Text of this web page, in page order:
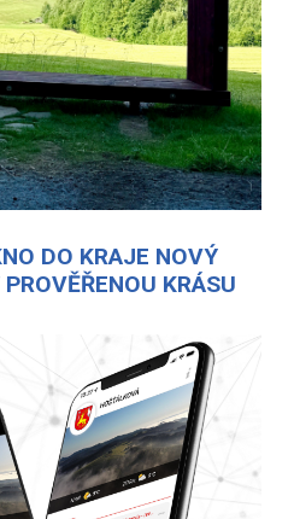
DO KRAJE NOVÝ
KRÁSU